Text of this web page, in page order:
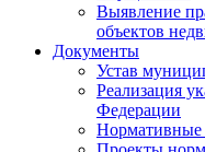
Выявление
объектов
Документы
Устав
Реализация
Федерации
Нормативные